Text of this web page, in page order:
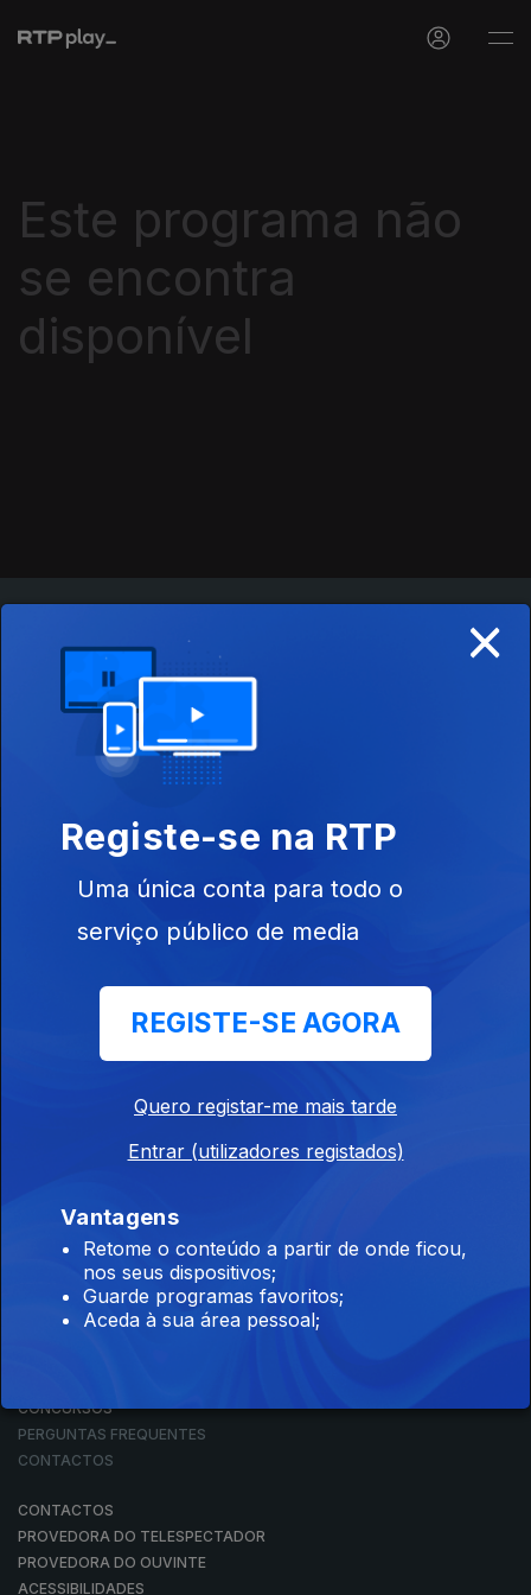
Este programa não
se encontra
disponível
Disponível para iOS, Android, Apple TV, Android TV e
RTP ARQUIVOS
RTP ENSINA
RTP PLAY
EM DIRETO
CONCURSOS
PERGUNTAS FREQUENTES
CONTACTOS
CONTACTOS
PROVEDORA DO TELESPECTADOR
PROVEDORA DO OUVINTE
ACESSIBILIDADES
×
Registe-se na RTP
Uma única conta para todo o
serviço público de media
REGISTE-SE AGORA
Quero registar-me mais tarde
Entrar (utilizadores registados)
Vantagens
Retome o conteúdo a partir de onde ficou,
nos seus dispositivos;
Guarde programas favoritos;
Aceda à sua área pessoal;